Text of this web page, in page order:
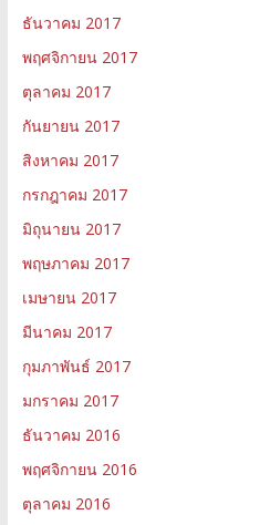
ธันวาคม 2017
พฤศจิกายน 2017
ตุลาคม 2017
กันยายน 2017
สิงหาคม 2017
กรกฎาคม 2017
มิถุนายน 2017
พฤษภาคม 2017
เมษายน 2017
มีนาคม 2017
กุมภาพันธ์ 2017
มกราคม 2017
ธันวาคม 2016
พฤศจิกายน 2016
ตุลาคม 2016